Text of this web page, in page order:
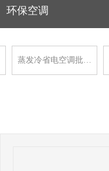
环保空调
蒸发冷省电空调批…